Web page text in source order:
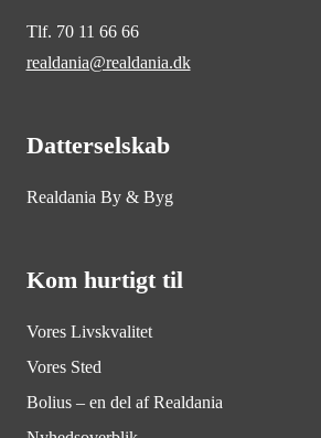
Tlf. 70 11 66 66
realdania@realdania.dk
Datterselskab
Realdania By & Byg
Kom hurtigt til
Vores Livskvalitet
Vores Sted
Bolius – en del af Realdania